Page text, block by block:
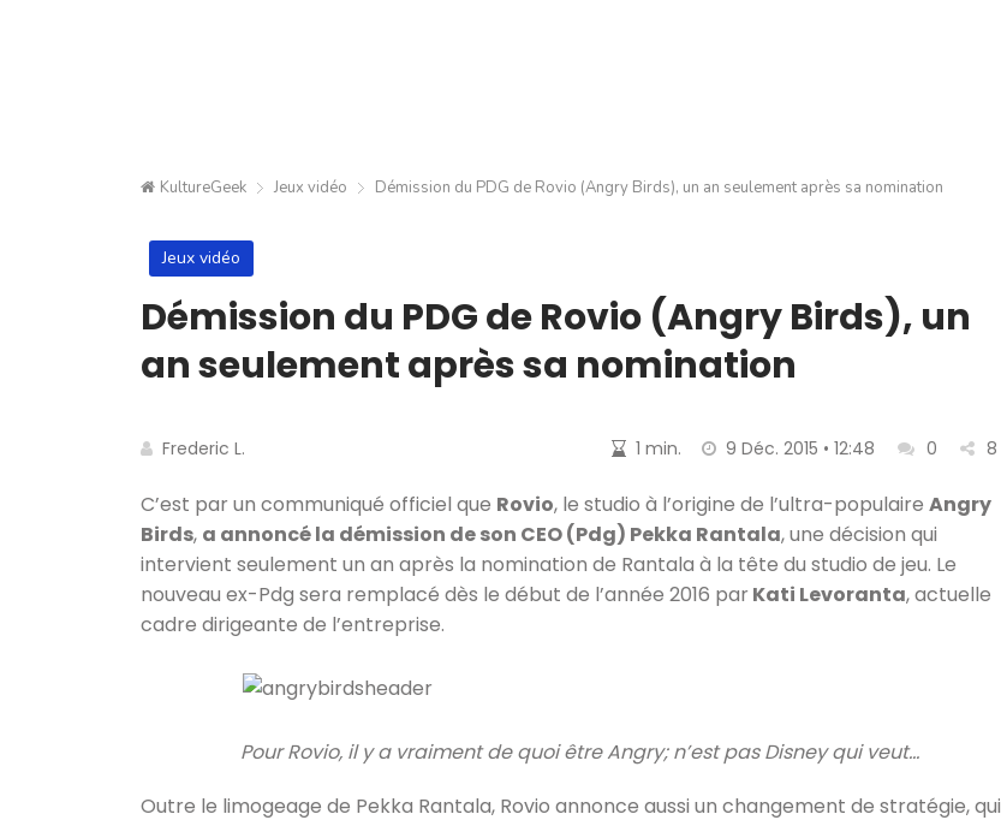
KultureGeek Jeux vidéo Démission du PDG de Rovio (Angry Birds), un an seulement après sa nomination
Jeux vidéo
Démission du PDG de Rovio (Angry Birds), un
an seulement après sa nomination
Frederic L. 1 min. 9 Déc. 2015 • 12:48 0 8
C’est par un communiqué officiel que Rovio, le studio à l’origine de l’ultra-populaire Angry
Birds, a annoncé la démission de son CEO (Pdg) Pekka Rantala, une décision qui
intervient seulement un an après la nomination de Rantala à la tête du studio de jeu. Le
nouveau ex-Pdg sera remplacé dès le début de l’année 2016 par Kati Levoranta, actuelle
cadre dirigeante de l’entreprise.
Pour Rovio, il y a vraiment de quoi être Angry; n’est pas Disney qui veut…
Outre le limogeage de Pekka Rantala, Rovio annonce aussi un changement de stratégie, qui